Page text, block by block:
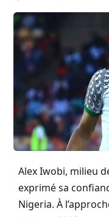
Alex Iwobi, milieu
exprimé sa
Nigeria. À